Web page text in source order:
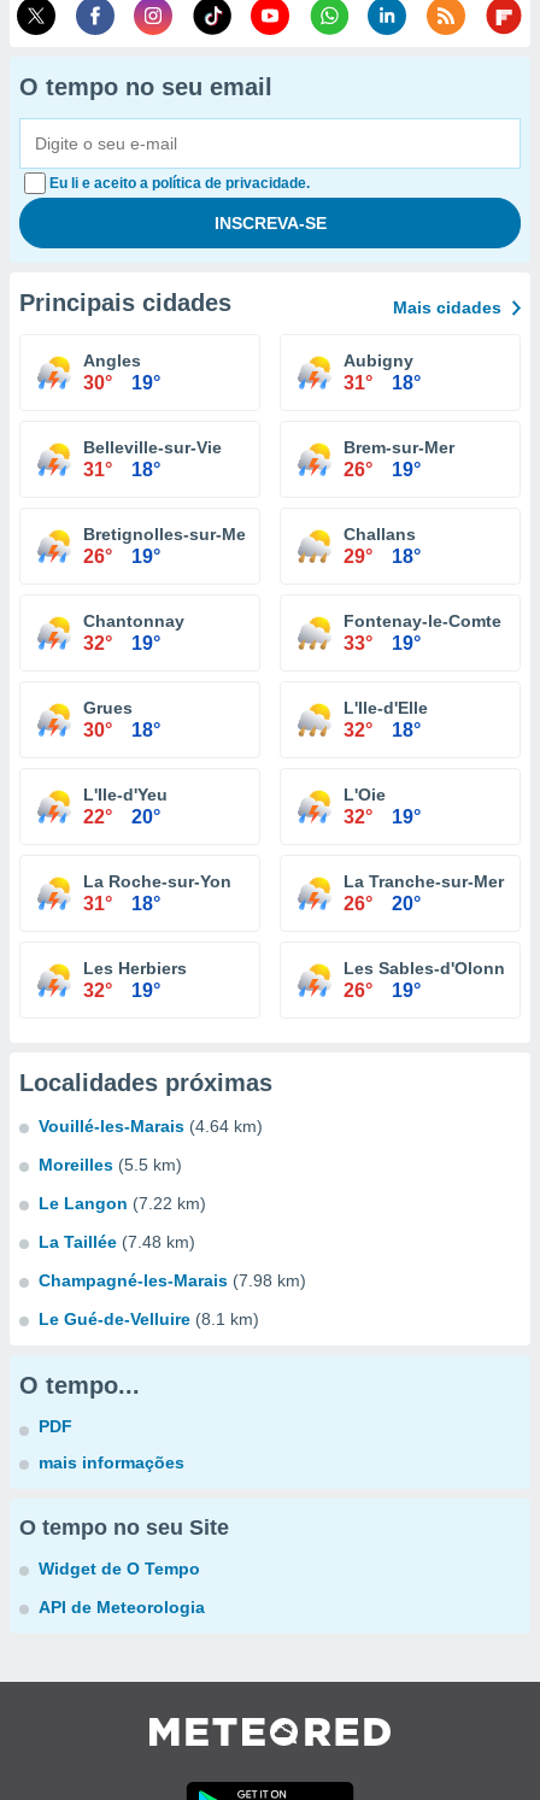
O tempo no seu email
Eu li e aceito a política de privacidade.
Principais cidades Mais cidades
Angles
30° 19°
Aubigny
31° 18°
Belleville-sur-Vie
31° 18°
Brem-sur-Mer
26° 19°
Bretignolles-sur-Mer
26° 19°
Challans
29° 18°
Chantonnay
32° 19°
Fontenay-le-Comte
33° 19°
Grues
30° 18°
L'Ile-d'Elle
32° 18°
L'Ile-d'Yeu
22° 20°
L'Oie
32° 19°
La Roche-sur-Yon
31° 18°
La Tranche-sur-Mer
26° 20°
Les Herbiers
32° 19°
Les Sables-d'Olonne
26° 19°
Localidades próximas
Vouillé-les-Marais (4.64 km)
Moreilles (5.5 km)
Le Langon (7.22 km)
La Taillée (7.48 km)
Champagné-les-Marais (7.98 km)
Le Gué-de-Velluire (8.1 km)
O tempo...
PDF
mais informações
O tempo no seu Site
Widget de O Tempo
API de Meteorologia